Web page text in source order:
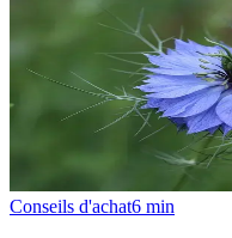
Conseils d'achat6 min